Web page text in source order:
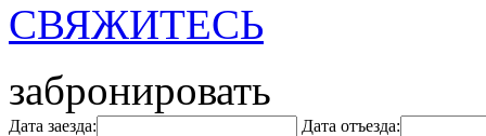
СВЯЖИТЕСЬ
забронировать
Дата заезда: Дата отъезда: